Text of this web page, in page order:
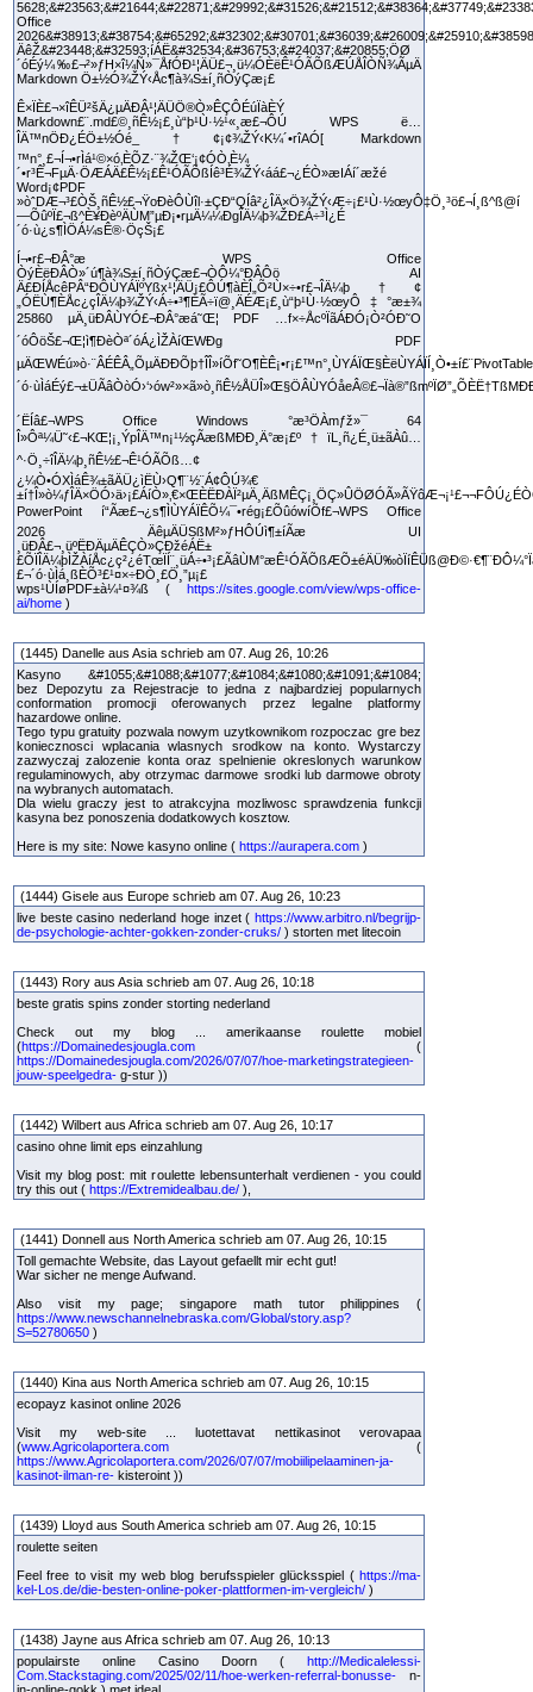
Ê×ÏÈ£¬×îÊÜ²šÄ¿µÄÐÂ¹¦ÄÜÖ®Ò»ÊÇÔ­ÉúÏàÈÝ
Markdown£¨.md£©¸ñÊ½¡£¸ù“þ¹Ù·½¹«¸æ£¬ÔÚ WPS ë…
ÎÄ™nÖÐ¿ÉÖ±½Óé_†¢¡¢¾ŽÝ‹K¼´•rîAÓ[ Markdown
™n°¸£¬Í¬•rÌá¹©×ó‚ÈÕZ·¨¾ŽŒ‘¡¢ÓÒ‚È¼
´•r³Ê¬FµÄ·ÖÆÁÄ£Ê½¡£Ê¹ÓÃÕßÍê³É¾ŽÝ‹áá£¬¿ÉÒ»æIÁí´æžé
Word¡¢PDF
»òˆDÆ¬³£ÒŠ¸ñÊ½£¬ŸoÐèÔÙîl·±ÇÐ“QÍâ²¿ÎÄ×Ö¾ŽÝ‹Æ÷¡£¹Ù·½œyÔ‡Ö¸³ö£¬Í¸ß^ß@í
—ÕûºÏ£¬ß^È¥ÐèºÄÙM”µÐ¡•rµÄ¼¼ÐgÎÄ¼þ¾ŽÐ£Á÷³Ì¿É
´ó·ù¿s¶ÌÖÁ¼sÊ®·ÖçŠ¡£
Í¬•r£¬ÐÂ°æ WPS Office
ÒýÈëÐÂÒ»´ú¶à¾S±í¸ñÒýÇæ£¬ÒÔ¼°ÐÂÔö AI
Ä£ÐÍÅcêPÂ“ÐÔÙYÁÏºYßx¹¦ÄÜ¡£ÔÚ¶àÈÎ„Õ²Ù×÷•r£¬ÎÄ¼þ†¢
„ÓËÙ¶ÈÅc¿çÎÄ¼þ¾ŽÝ‹Á÷•³¶ÈÃ÷ï@¸ÄÉÆ¡£¸ù“þ¹Ù·½œyÔ‡°æ±¾
25860 µÄ¸üÐÂÙYÓ£¬ÐÂ°æá˜Œ¦ PDF …f×÷ÅcºÏãÁÐÓ¡Ò²ÓÐ˜O
´óÔöŠ£¬Œ¦ì¶ÐèÒª´óÁ¿ÌŽÀíŒWÐg PDF
´ËÍâ£¬WPS Office Windows °æ³ÖÀmƒž»¯ 64
Î»Ôª¼Ü˜‹£¬KŒ¦¡¸ÝpÎÄ™n¡¹½çÃæßMÐÐ¸Ä°æ¡£º†ïL¸ñ¿É¸ü±ãÀû…
^·Ö¸÷îÎÄ¼þ¸ñÊ½£¬Ê¹ÓÃÕß…¢
¿¼Ò•ÓXÌáÊ¾±ãÄÜ¿ìËÙ›Q¶¨½¨Á¢ÔÚ¾€
PowerPoint í“Ãæ£¬¿s¶ÌÙYÁÏÊÕ¼¯•rég¡£ÕûówíÕf£¬WPS Office
2026 ÄêµÄÜSßM²»ƒHÔÚì¶±íÃæ UI
¸üÐÂ£¬¸üºËÐÄµÄÊÇÒ»ÇÐžéÁË±
£¬´ó·ùÌá¸ßÈÕ³£¹¤×÷ÐÒ¸£Ö¸”µ¡£
wps¹ÙÍøPDF±à¼­¹¤¾ß ( https://sites.google.com/view/wps-office-
ai/home )
(1445) Danelle aus Asia schrieb am 07. Aug 26, 10:26
Kasyno &#1055;&#1088;&#1077;&#1084;&#1080;&#1091;&#1084;
bez Depozytu za Rejestracje to jedna z najbardziej popularnych
conformation promocji oferowanych przez legalne platformy
hazardowe online.
Tego typu gratuity pozwala nowym uzytkownikom rozpoczac gre bez
koniecznosci wplacania wlasnych srodkow na konto. Wystarczy
zazwyczaj zalozenie konta oraz spelnienie okreslonych warunkow
regulaminowych, aby otrzymac darmowe srodki lub darmowe obroty
na wybranych automatach.
Dla wielu graczy jest to atrakcyjna mozliwosc sprawdzenia funkcji
kasyna bez ponoszenia dodatkowych kosztow.
Here is my site: Nowe kasyno online ( https://aurapera.com )
(1444) Gisele aus Europe schrieb am 07. Aug 26, 10:23
live beste casino nederland hoge inzet ( https://www.arbitro.nl/begrijp-
de-psychologie-achter-gokken-zonder-cruks/ ) storten met litecoin
(1443) Rory aus Asia schrieb am 07. Aug 26, 10:18
beste gratis spins zonder storting nederland
Check out my blog ... amerikaanse roulette mobiel
(https://Domainedesjougla.com (
https://Domainedesjougla.com/2026/07/07/hoe-marketingstrategieen-
jouw-speelgedra- g-stur ))
(1442) Wilbert aus Africa schrieb am 07. Aug 26, 10:17
casino ohne limit eps einzahlung
Visit my blog post: mit roulette lebensunterhalt verdienen - you could
try this out ( https://Extremidealbau.de/ ),
(1441) Donnell aus North America schrieb am 07. Aug 26, 10:15
Toll gemachte Website, das Layout gefaellt mir echt gut!
War sicher ne menge Aufwand.
Also visit my page; singapore math tutor philippines (
https://www.newschannelnebraska.com/Global/story.asp?
S=52780650 )
(1440) Kina aus North America schrieb am 07. Aug 26, 10:15
ecopayz kasinot online 2026
Visit my web-site ... luotettavat nettikasinot verovapaa
(www.Agricolaportera.com (
https://www.Agricolaportera.com/2026/07/07/mobiilipelaaminen-ja-
kasinot-ilman-re- kisteroint ))
(1439) Lloyd aus South America schrieb am 07. Aug 26, 10:15
roulette seiten
Feel free to visit my web blog berufsspieler glücksspiel ( https://ma-
kel-Los.de/die-besten-online-poker-plattformen-im-vergleich/ )
(1438) Jayne aus Africa schrieb am 07. Aug 26, 10:13
populairste online Casino Doorn ( http://Medicalelessi-
Com.Stackstaging.com/2025/02/11/hoe-werken-referral-bonusse- n-